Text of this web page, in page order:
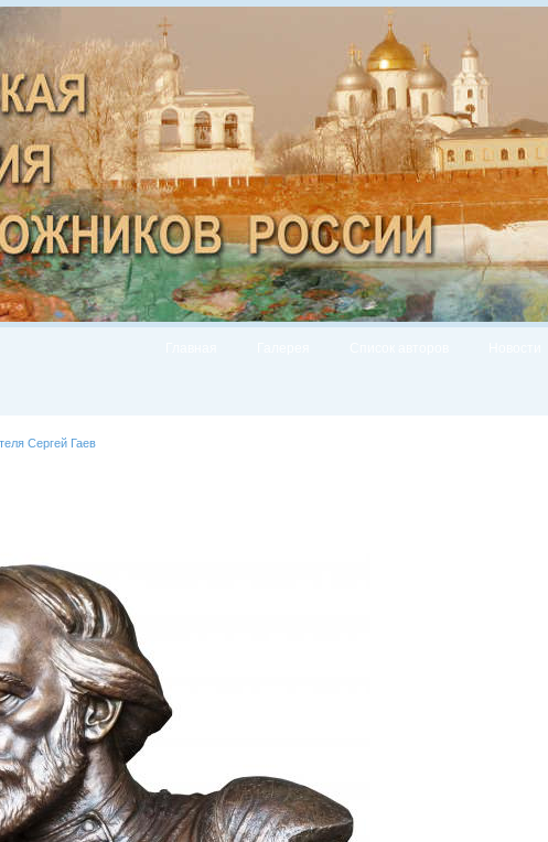
Сергей Гаев